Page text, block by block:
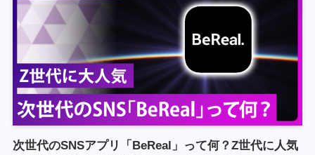
次世代のSNSアプリ「BeReal」って何？Z世代に人気